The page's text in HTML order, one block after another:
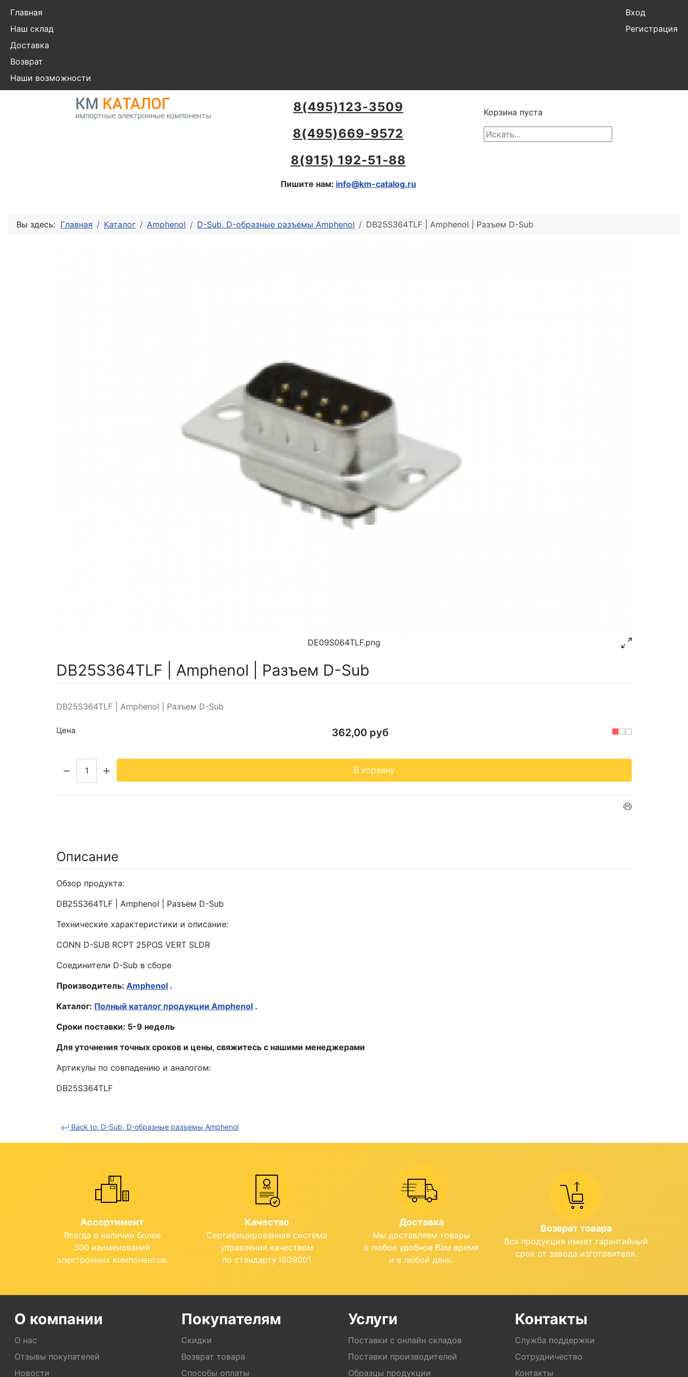
Главная
Наш склад
Доставка
Возврат
Наши возможности
Вход
Регистрация
8(495)123-3509
8(495)669-9572
8(915) 192-51-88
Пишите нам: info@km-catalog.ru
Корзина пуста
Вы здесь: Главная Каталог Amphenol D-Sub, D-образные разъемы Amphenol DB25S364TLF | Amphenol | Разъем D-Sub
DE09S064TLF.png
DB25S364TLF | Amphenol | Разъем D-Sub
DB25S364TLF | Amphenol | Разъем D-Sub
Цена 362,00 руб
В корзину
Описание
Обзор продукта:
DB25S364TLF | Amphenol | Разъем D-Sub
Технические характеристики и описание:
CONN D-SUB RCPT 25POS VERT SLDR
Соединители D-Sub в сборе
Производитель: Amphenol .
Каталог: Полный каталог продукции Amphenol .
Сроки поставки: 5-9 недель
Для уточнения точных сроков и цены, свяжитесь с нашими менеджерами
Артикулы по совпадению и аналогом:
DB25S364TLF
Back to: D-Sub, D-образные разъемы Amphenol
Ассортимент
Всегда в наличии более
300 наименований
электронных компонентов.
Качество
Сертифицированная система
управления качеством
по стандарту ISO9001
Доставка
Мы доставляем товары
в любое удобное Вам время
и в любой день.
Возврат товара
Вся продукция имеет гарантийный
срок от завода изготовителя.
О компании
О нас
Отзывы покупателей
Новости
Покупателям
Скидки
Возврат товара
Способы оплаты
Услуги
Поставки с онлайн складов
Поставки производителей
Образцы продукции
Контакты
Служба поддержки
Сотрудничество
Контакты